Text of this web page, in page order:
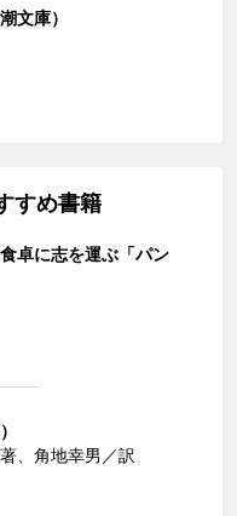
文庫）
すめ書籍
卓に志を運ぶ「パン
、角地幸男／訳